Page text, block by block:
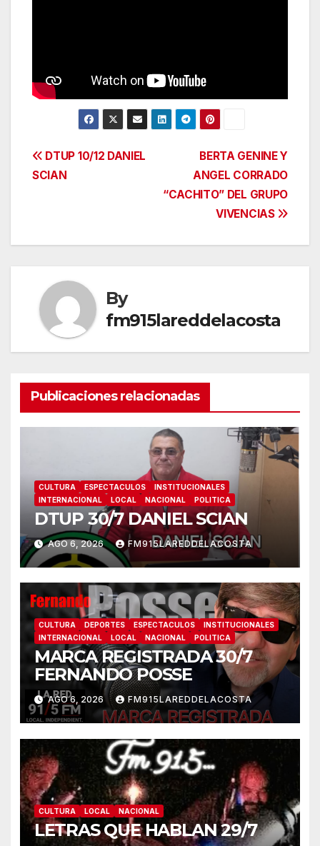
Navegación
BERTA GENINE Y
ANGEL CORRADO
“CACHITO” DEL GRUPO
VIVENCIAS
DTUP 10/12 DANIEL
SCIAN
By
fm915lareddelacosta
Publicaciones relacionadas
CULTURA ESPECTACULOS
INSTITUCIONALES
INTERNACIONAL
LOCAL NACIONAL POLITICA
DTUP 30/7 DANIEL SCIAN
AGO 6, 2026 FM915LAREDDELACOSTA
CULTURA DEPORTES ESPECTACULOS
INSTITUCIONALES
INTERNACIONAL
LOCAL NACIONAL POLITICA
MARCA REGISTRADA 30/7
FERNANDO POSSE
AGO 6, 2026 FM915LAREDDELACOSTA
CULTURA LOCAL NACIONAL
LETRAS QUE HABLAN 29/7